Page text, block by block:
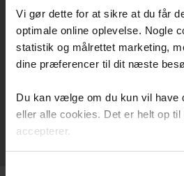
Vi gør dette for at sikre at du får
optimale online oplevelse. Nogle
statistik og målrettet marketing,
dine præferencer til dit næste
Du kan vælge om du kun vil have
eller alle cookies. Det er helt op
accepterer.
DAFA Zero Waste
DAFA Zero Waste en stark
liner.